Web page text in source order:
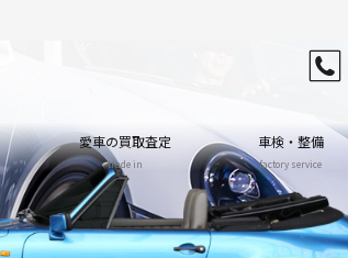
愛車の買取査定
trade in
車検・整備
factory service